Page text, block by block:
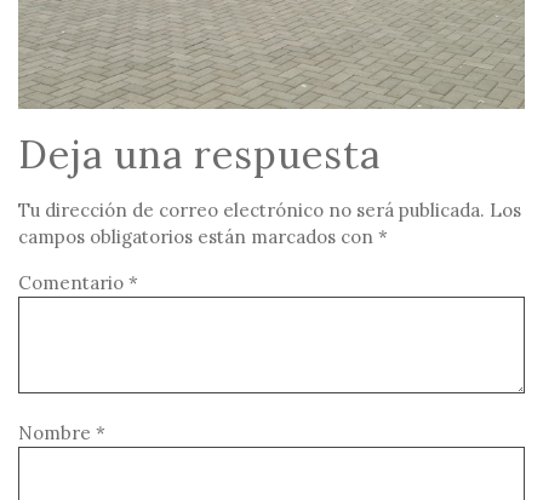
Deja una respuesta
Tu dirección de correo electrónico no será publicada. Los
campos obligatorios están marcados con *
Comentario *
Nombre *